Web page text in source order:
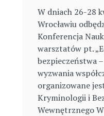
W dniach 26-28
Wrocławiu
Konferencja
warsztatów pt.
bezpieczeństwa
wyzwania
organizowane
Kryminologii i
Wewnętrznego